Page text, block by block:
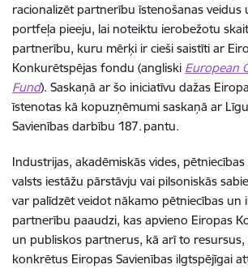
racionalizēt partnerību īstenošanas veidus
portfeļa pieeju, lai noteiktu ierobežotu
partnerību, kuru mērķi ir cieši saistīti ar
Konkurētspējas fondu (angliski European
Fund). Saskaņā ar šo iniciatīvu dažas
īstenotas kā kopuzņēmumi saskaņā ar
Savienības darbību 187. pantu.
Industrijas, akadēmiskās vides,
valsts iestāžu pārstāvju vai pilsoniskās
var palīdzēt veidot nākamo pētniecības un
partnerību paaudzi, kas apvieno Eiropas
un publiskos partnerus, kā arī to
konkrētus Eiropas Savienības ilgtspējīgai